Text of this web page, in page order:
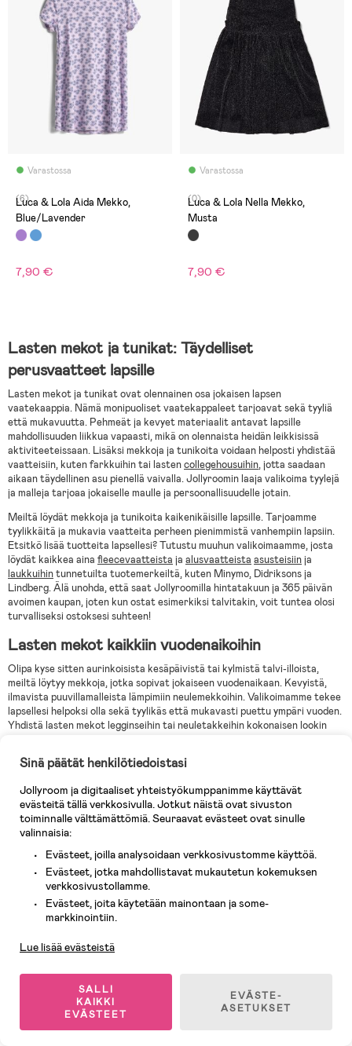
Varastossa
(6)
Luca & Lola Aida Mekko,
Blue/Lavender
7,90 €
Varastossa
(0)
Luca & Lola Nella Mekko,
Musta
7,90 €
Lasten mekot ja tunikat: Täydelliset
perusvaatteet lapsille
Lasten mekot ja tunikat ovat olennainen osa jokaisen lapsen
vaatekaappia. Nämä monipuoliset vaatekappaleet tarjoavat sekä tyyliä
että mukavuutta. Pehmeät ja kevyet materiaalit antavat lapsille
mahdollisuuden liikkua vapaasti, mikä on olennaista heidän leikkisissä
aktiviteeteissaan. Lisäksi mekkoja ja tunikoita voidaan helposti yhdistää
vaatteisiin, kuten farkkuihin tai lastencollegehousuihin, jotta saadaan
aikaan täydellinen asu pienellä vaivalla. Jollyroomin laaja valikoima tyylejä
ja malleja tarjoaa jokaiselle maulle ja persoonallisuudelle jotain.
Meiltä löydät mekkoja ja tunikoita kaikenikäisille lapsille. Tarjoamme
tyylikkäitä ja mukavia vaatteita perheen pienimmistä vanhempiin lapsiin.
Etsitkö lisää tuotteita lapsellesi? Tutustu muuhun valikoimaamme, josta
löydät kaikkea aina fleecevaatteista ja alusvaatteista asusteisiinja
laukkuihintunnetuilta tuotemerkeiltä, kuten Minymo, Didriksons ja
Lindberg. Älä unohda, että saat Jollyroomilla hintatakuun ja 365 päivän
avoimen kaupan, joten kun ostat esimerkiksi talvitakin, voit tuntea olosi
turvalliseksi ostoksesi suhteen!
Lasten mekot kaikkiin vuodenaikoihin
Olipa kyse sitten aurinkoisista kesäpäivistä tai kylmistä talvi-illoista,
meiltä löytyy mekkoja, jotka sopivat jokaiseen vuodenaikaan. Kevyistä,
ilmavista puuvillamalleista lämpimiin neulemekkoihin. Valikoimamme tekee
lapsellesi helpoksi olla sekä tyylikäs että mukavasti puettu ympäri vuoden.
Yhdistä lasten mekot legginseihin tai neuletakkeihin kokonaisen lookin
Kuinka valita oikea mekko lapsellesi
1. Ajattele mukavuutta: Valitse pehmeä ja joustava materiaali, joka antaa
lapsesi liikkua vapaasti.
2. Mukauta tilaisuuden mukaan: Mieti, milloin mekkoa käytetään.
taas yksinkertaisempi mekko voi olla ihanteellinen kouluun tai leikkeihin.
3. Valitse oikea koko: Varmista, että mekossa on oikea istuvuus. Muista,
että lapset kasvavat nopeasti, joten hieman suurempi mekko voi olla hyvä,
mutta vältä ylisuuria vaatteita, jotka voivat olla epämukavia.
Lapset rakastavat usein mekkoja, joissa on heidän suosikkihahmojaan tai
niitä.
5. Mukauta vuodenajan mukaan: Ota huomioon vuodenaika mekkoa
valittaessa. Kevyet, hengittävät materiaalit sopivat täydellisesti kesään,
kun taas lämpimät ja neulotut vaihtoehdot toimivat hyvin talvikuukausina.
Sinä päätät henkilötiedoistasi
Jollyroom ja digitaaliset yhteistyökumppanimme käyttävät
evästeitä tällä verkkosivulla. Jotkut näistä ovat sivuston
toiminnalle välttämättömiä. Seuraavat evästeet ovat sinulle
valinnaisia:
Evästeet, joilla analysoidaan verkkosivustomme käyttöä.
Evästeet, jotka mahdollistavat mukautetun kokemuksen
verkkosivustollamme.
Evästeet, joita käytetään mainontaan ja some-
markkinointiin.
Lue lisää evästeistä
SALLI
KAIKKI
EVÄSTEET
EVÄSTE-
ASETUKSET